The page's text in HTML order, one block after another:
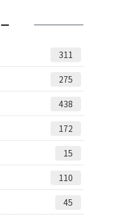
311
275
438
172
15
110
45